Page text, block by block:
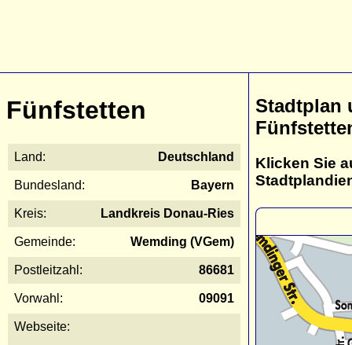
Fünfstetten
Land: Deutschland
Bundesland: Bayern
Kreis: Landkreis Donau-Ries
Gemeinde: Wemding (VGem)
Postleitzahl: 86681
Vorwahl: 09091
Webseite:
Stadtplan
Klicken Sie